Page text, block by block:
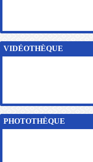
VIDÉOTHÈQUE
PHOTOTHÈQUE